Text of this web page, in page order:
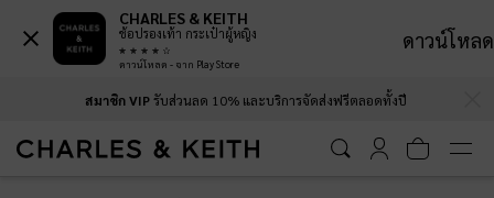
สมาชิก VIPรับส่วนลด 10% และบริการจัดส่งฟรีตลอดทั้งปี
CHARLES & KEITH
ช้อปรองเท้า กระเป๋าผู้หญิง
ดาวน์โหลด - จาก Play Store
ดาวน์โหลด